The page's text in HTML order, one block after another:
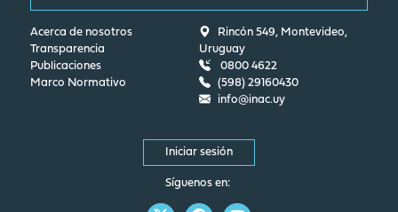
Acerca de nosotros
Transparencia
Publicaciones
Marco Normativo
Rincón 549, Montevideo,
Uruguay
0800 4622
(598) 29160430
info@inac.uy
Iniciar sesión
Síguenos en: